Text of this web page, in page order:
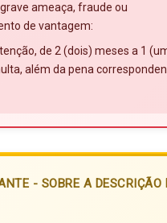
ameaça, fraude ou
de vantagem:
de 2 (dois) meses a 1
além da pena
- SOBRE A DESCRIÇÃO